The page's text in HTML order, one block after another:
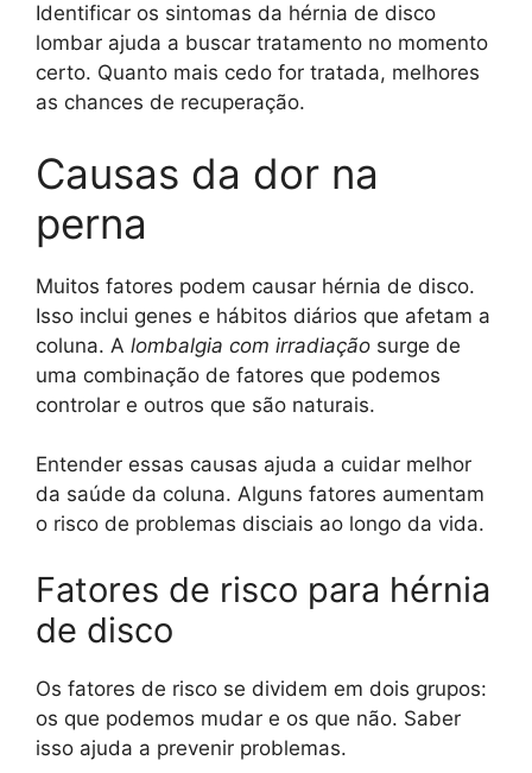
Identificar os sintomas da hérnia de disco
lombar ajuda a buscar tratamento no momento
certo. Quanto mais cedo for tratada, melhores
as chances de recuperação.
Causas da dor na
perna
Muitos fatores podem causar hérnia de disco.
Isso inclui genes e hábitos diários que afetam a
coluna. A lombalgia com irradiação surge de
uma combinação de fatores que podemos
controlar e outros que são naturais.
Entender essas causas ajuda a cuidar melhor
da saúde da coluna. Alguns fatores aumentam
o risco de problemas disciais ao longo da vida.
Fatores de risco para hérnia
de disco
Os fatores de risco se dividem em dois grupos:
os que podemos mudar e os que não. Saber
isso ajuda a prevenir problemas.